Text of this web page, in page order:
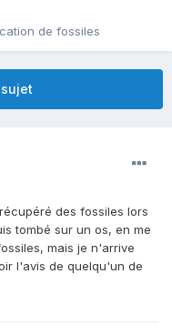
de fossiles
des fossiles lors
tombé sur un os, en me
mais je n'arrive
l'avis de quelqu'un de